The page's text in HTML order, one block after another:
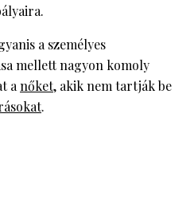
a személyes
mellett nagyon komoly
anőket, akik nem tartják be
.